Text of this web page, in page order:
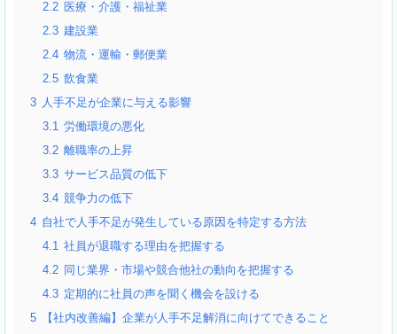
2.2 医療・介護・福祉業
2.3 建設業
2.4 物流・運輸・郵便業
2.5 飲食業
3 人手不足が企業に与える影響
3.1 労働環境の悪化
3.2 離職率の上昇
3.3 サービス品質の低下
3.4 競争力の低下
4 自社で人手不足が発生している原因を特定する方法
4.1 社員が退職する理由を把握する
4.2
同じ業界・市場や競合他社の動向を把握する
4.3 定期的に社員の声を聞く機会を設ける
5
【社内改善編】企業が人手不足解消に向けてできること